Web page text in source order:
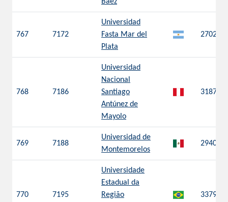
Báez
767 7172
Universidad
Fasta Mar del
Plata
2702
768 7186
Universidad
Nacional
Santiago
Antúnez de
Mayolo
3187
769 7188
Universidad de
Montemorelos
2940
770 7195
Universidade
Estadual da
Região
3379